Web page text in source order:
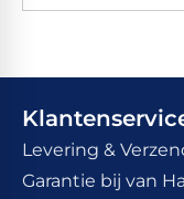
Levering &
Garantie bij van